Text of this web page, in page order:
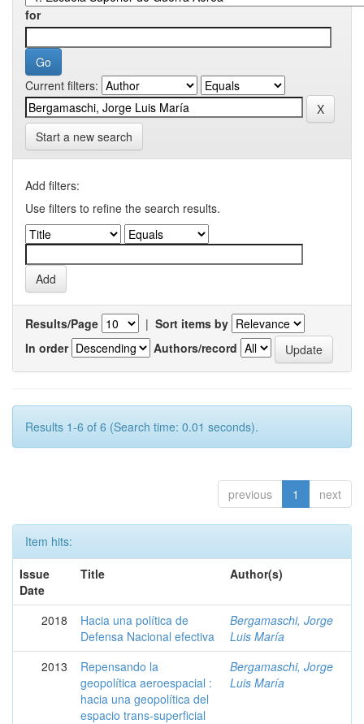
for
Current filters:
Start a new search
Add filters:
Use filters to refine the search results.
Results/Page | Sort items by
In order
Authors/record
Results 1-6 of 6 (Search time: 0.01 seconds).
previous 1 next
Item hits:
Issue
Date
Title Author(s)
2018
Hacia una política de
Defensa Nacional efectiva
Bergamaschi, Jorge
Luis María
2013
Repensando la
geopolítica aeroespacial :
hacia una geopolítica del
espacio trans-superficial
Bergamaschi, Jorge
Luis María